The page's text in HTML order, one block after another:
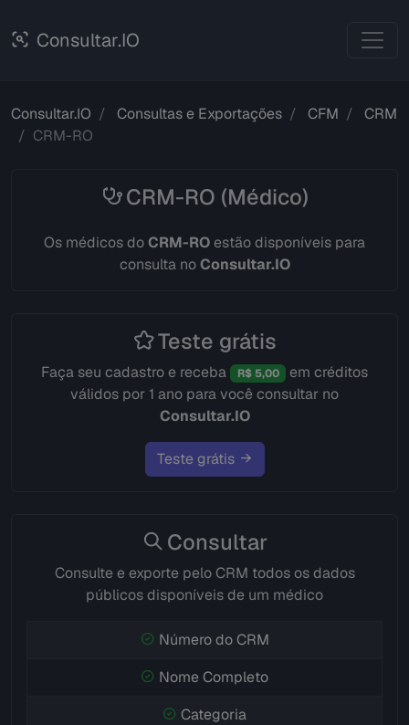
Consultar.IO
Consultar.IO Consultas e Exportações CFM
CRM
CRM-RO
CRM-RO (Médico)
Os médicos doCRM-ROestão disponíveis para
consulta noConsultar.IO
Teste grátis
Faça seu cadastro e receba R$ 5,00
em créditos
válidos por 1 ano para você consultar no
Consultar.IO
Teste grátis
Consultar
Consulte e exporte pelo CRM todos os dados
públicos disponíveis de um médico
Número do CRM
Nome Completo
Categoria